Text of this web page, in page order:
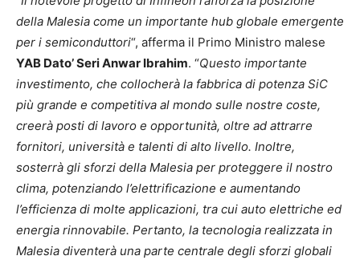
della Malesia come un importante hub globale emergente
per i semiconduttori“, afferma il Primo Ministro malese
YAB Dato’ Seri Anwar Ibrahim. “Questo importante
investimento, che collocherà la fabbrica di potenza SiC
più grande e competitiva al mondo sulle nostre coste,
creerà posti di lavoro e opportunità, oltre ad attrarre
fornitori, università e talenti di alto livello. Inoltre,
sosterrà gli sforzi della Malesia per proteggere il nostro
clima, potenziando l’elettrificazione e aumentando
l’efficienza di molte applicazioni, tra cui auto elettriche ed
energia rinnovabile. Pertanto, la tecnologia realizzata in
Malesia diventerà una parte centrale degli sforzi globali